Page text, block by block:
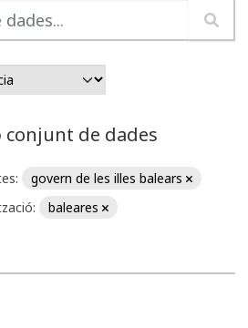
de dades
govern de les illes balears
baleares